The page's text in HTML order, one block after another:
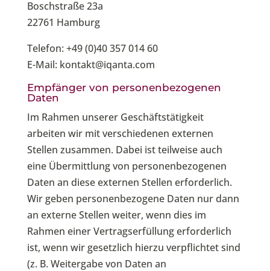
Boschstraße 23a
22761 Hamburg
Telefon: +49 (0)40 357 014 60
E-Mail: kontakt@iqanta.com
Empfänger von personenbezogenen
Daten
Im Rahmen unserer Geschäftstätigkeit
arbeiten wir mit verschiedenen externen
Stellen zusammen. Dabei ist teilweise auch
eine Übermittlung von personenbezogenen
Daten an diese externen Stellen erforderlich.
Wir geben personenbezogene Daten nur dann
an externe Stellen weiter, wenn dies im
Rahmen einer Vertragserfüllung erforderlich
ist, wenn wir gesetzlich hierzu verpflichtet sind
(z. B. Weitergabe von Daten an